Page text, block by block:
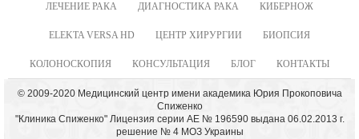
ЛЕЧЕНИЕ РАКА ДИАГНОСТИКА РАКА КИБЕРНОЖ
ELEKTA VERSA HD ЦЕНТР ХИРУРГИИ БИОПСИЯ
КОЛОНОСКОПИЯ КОНСУЛЬТАЦИЯ БЛОГ КОНТАКТЫ
© 2009-2020 Медицинский центр имени академика Юрия Прокоповича
Спиженко
"Клиника Спиженко" Лицензия серии АЕ № 196590 выдана 06.02.2013 г.
решение № 4 МОЗ Украины